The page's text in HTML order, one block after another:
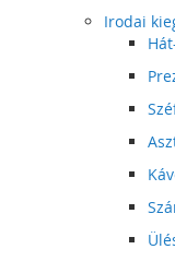
Irodai